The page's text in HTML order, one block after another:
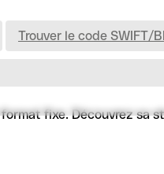
Trouver le code SWIFT/
fixe. Découvrez